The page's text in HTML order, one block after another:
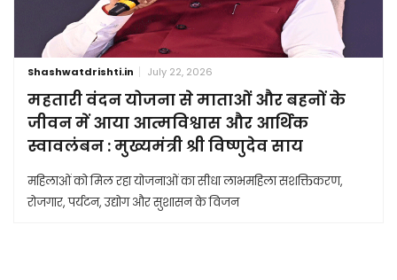
Shashwatdrishti.in July 22, 2026
महतारी वंदन योजना से माताओं और बहनों के
जीवन में आया आत्मविश्वास और आर्थिक
स्वावलंबन : मुख्यमंत्री श्री विष्णुदेव साय
महिलाओं को मिल रहा योजनाओं का सीधा लाभमहिला सशक्तिकरण,
रोजगार, पर्यटन, उद्योग और सुशासन के विजन